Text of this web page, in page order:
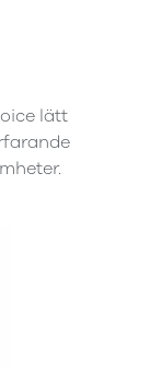
lätt